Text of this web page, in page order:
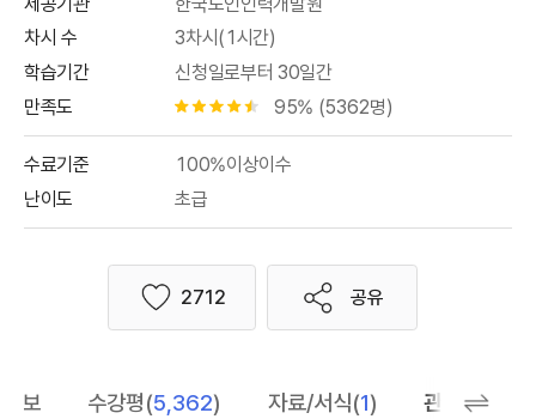
차시 수
3차시(1시간)
학습기간
신청일로부터 30일간
만족도
별점 4.5개 95% (5362명)
수료기준
100%이상이수
난이도
초급
좋아요
2712 공유
보 수강평(5,362) 자료/서식(1) 관련 추천 학